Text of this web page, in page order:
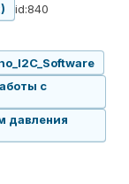
id:840
с
давления